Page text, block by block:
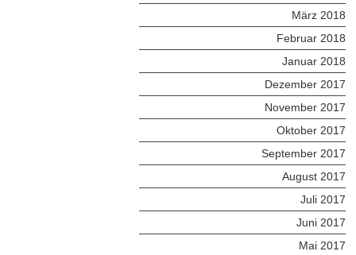
März 2018
Februar 2018
Januar 2018
Dezember 2017
November 2017
Oktober 2017
September 2017
August 2017
Juli 2017
Juni 2017
Mai 2017